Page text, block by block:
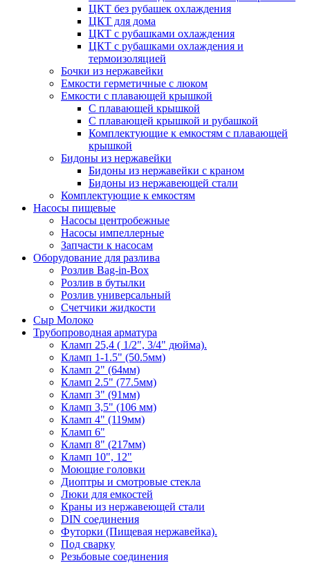
ЦКТ без рубашек охлаждения
ЦКТ для дома
ЦКТ с рубашками охлаждения
ЦКТ с рубашками охлаждения и
термоизоляцией
Бочки из нержавейки
Емкости герметичные с люком
Емкости с плавающей крышкой
С плавающей крышкой
С плавающей крышкой и рубашкой
Комплектующие к емкостям с плавающей
крышкой
Бидоны из нержавейки
Бидоны из нержавейки с краном
Бидоны из нержавеющей стали
Комплектующие к емкостям
Насосы пищевые
Насосы центробежные
Насосы импеллерные
Запчасти к насосам
Оборудование для разлива
Розлив Bag-in-Box
Розлив в бутылки
Розлив универсальный
Счетчики жидкости
Сыр Молоко
Трубопроводная арматура
Кламп 25,4 ( 1/2", 3/4" дюйма).
Кламп 1-1.5" (50.5мм)
Кламп 2" (64мм)
Кламп 2.5" (77.5мм)
Кламп 3" (91мм)
Кламп 3,5" (106 мм)
Кламп 4" (119мм)
Кламп 6"
Кламп 8" (217мм)
Кламп 10", 12"
Моющие головки
Диоптры и смотровые стекла
Люки для емкостей
Краны из нержавеющей стали
DIN соединения
Футорки (Пищевая нержавейка).
Под сварку
Резьбовые соединения